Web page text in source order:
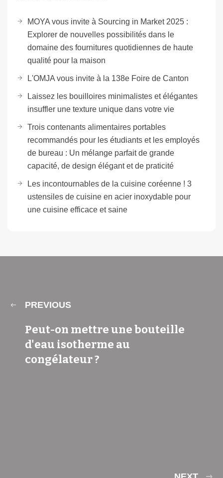
MOYA vous invite à Sourcing in Market 2025 :
Explorer de nouvelles possibilités dans le
domaine des fournitures quotidiennes de haute
qualité pour la maison
L'OMJA vous invite à la 138e Foire de Canton
Laissez les bouilloires minimalistes et élégantes
insuffler une texture unique dans votre vie
Trois contenants alimentaires portables
recommandés pour les étudiants et les employés
de bureau : Un mélange parfait de grande
capacité, de design élégant et de praticité
Les incontournables de la cuisine coréenne ! 3
ustensiles de cuisine en acier inoxydable pour
une cuisine efficace et saine
PREVIOUS
Peut-on mettre une bouteille
d'eau isotherme au
congélateur ?